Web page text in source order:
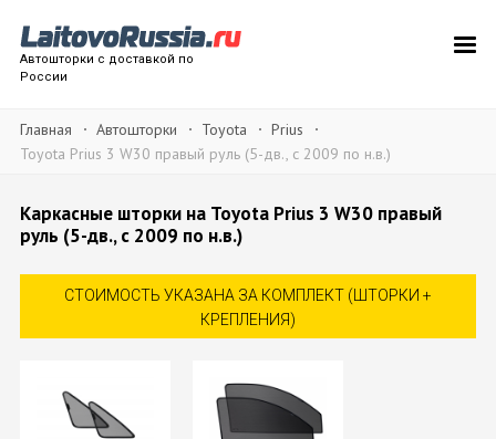
Автошторки с доставкой по
России
Главная Автошторки Toyota
Prius
Toyota Prius 3 W30 правый руль (5-дв., с 2009 по н.в.)
Каркасные шторки на Toyota Prius 3 W30 правый
руль (5-дв., с 2009 по н.в.)
СТОИМОСТЬ УКАЗАНА ЗА КОМПЛЕКТ (ШТОРКИ +
КРЕПЛЕНИЯ)